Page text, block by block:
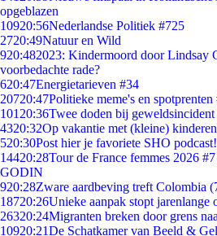
opgeblazen
10920:56Nederlandse Politiek #725
2720:49Natuur en Wild
920:482023: Kindermoord door Lindsay
voorbedachte rade?
620:47Energietarieven #34
20720:47Politieke meme's en spotprenten
101 20:36Twee doden bij
4320:32Op vakantie met (kleine)
520:30Post hier je favoriete SHO podcast!
14420:28Tour de France femmes 2026
GODIN
920:28Zware aardbeving treft Colombia
18720:26Unieke aanpak stopt
26320:24Migranten breken door grens
10920:21De Schatkamer van Beeld &